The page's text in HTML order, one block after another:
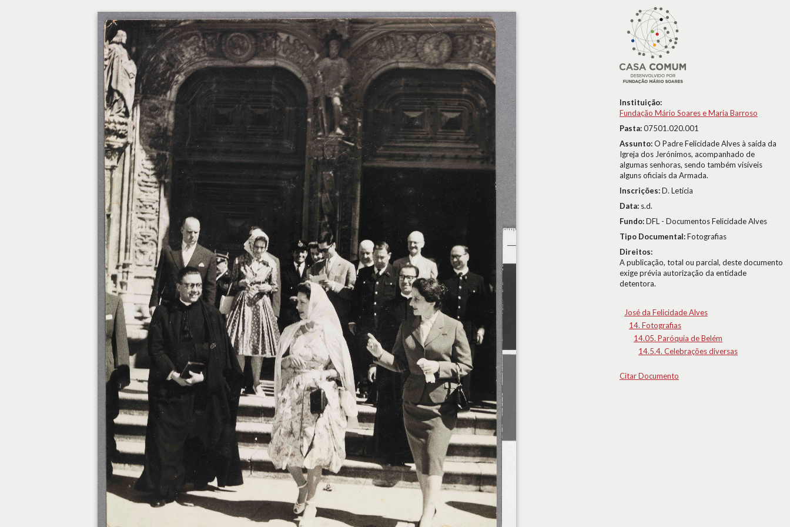
Instituição:
Fundação Mário Soares e Maria Barroso
Pasta:07501.020.001
Assunto:O Padre Felicidade Alves à saída da
Igreja dos Jerónimos, acompanhado de
algumas senhoras, sendo também visíveis
alguns oficiais da Armada.
Inscrições:D. Letícia
Data: s.d.
Fundo:DFL - Documentos Felicidade Alves
Tipo Documental:Fotografias
Direitos:
A publicação, total ou parcial, deste documento
exige prévia autorização da entidade
detentora.
José da Felicidade Alves
14. Fotografias
14.05. Paróquia de Belém
14.5.4. Celebrações diversas
Citar Documento